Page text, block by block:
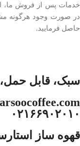
خدمات پس از فروش ما،
حاصل فرمایید.
سبک، قابل
۰۲۱۶۶۹۰۲۰۱۰
قهوه ساز